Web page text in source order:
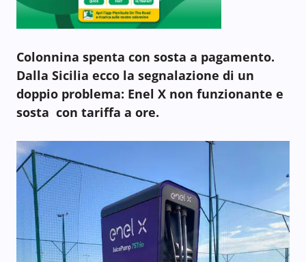
Colonnina spenta con sosta a pagamento.
Dalla Sicilia ecco la segnalazione di un
doppio problema: Enel X non funzionante e
sosta con tariffa a ore.